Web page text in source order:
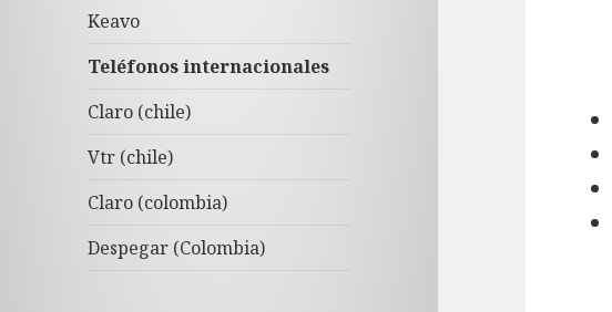
Keavo
Teléfonos internacionales
Claro (chile)
Vtr (chile)
Claro (colombia)
Despegar (Colombia)